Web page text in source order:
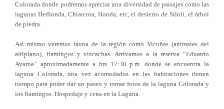
Colorada donde podremos apreciar una diversidad de paisajes como las
lagunas Hedionda, Chiarcota, Honda, etc, el desierto de Siloli, el árbol
de piedra.
Así mismo veremos fauna de la región como Vicuñas (animales del
altiplano), flamingos y vizcachas. Arrivamos a la reserva “Eduardo
Avaroa” aproximadamente a hrs 17:30 p.m. donde se encuentra la
laguna Colorada, una vez acomodados en las habitaciones tienen
tiempo para poder dar un paseo y tomar fotos de la laguna Colorada y
los flamingos. Hospedaje y cena en la Laguna.